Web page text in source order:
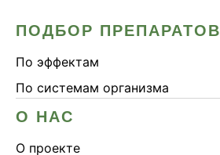
ПОДБОР ПРЕПАРАТОВ
По эффектам
По системам организма
О НАС
О проекте